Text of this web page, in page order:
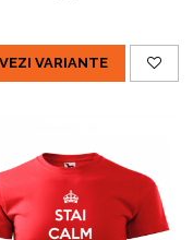
VEZI VARIANTE